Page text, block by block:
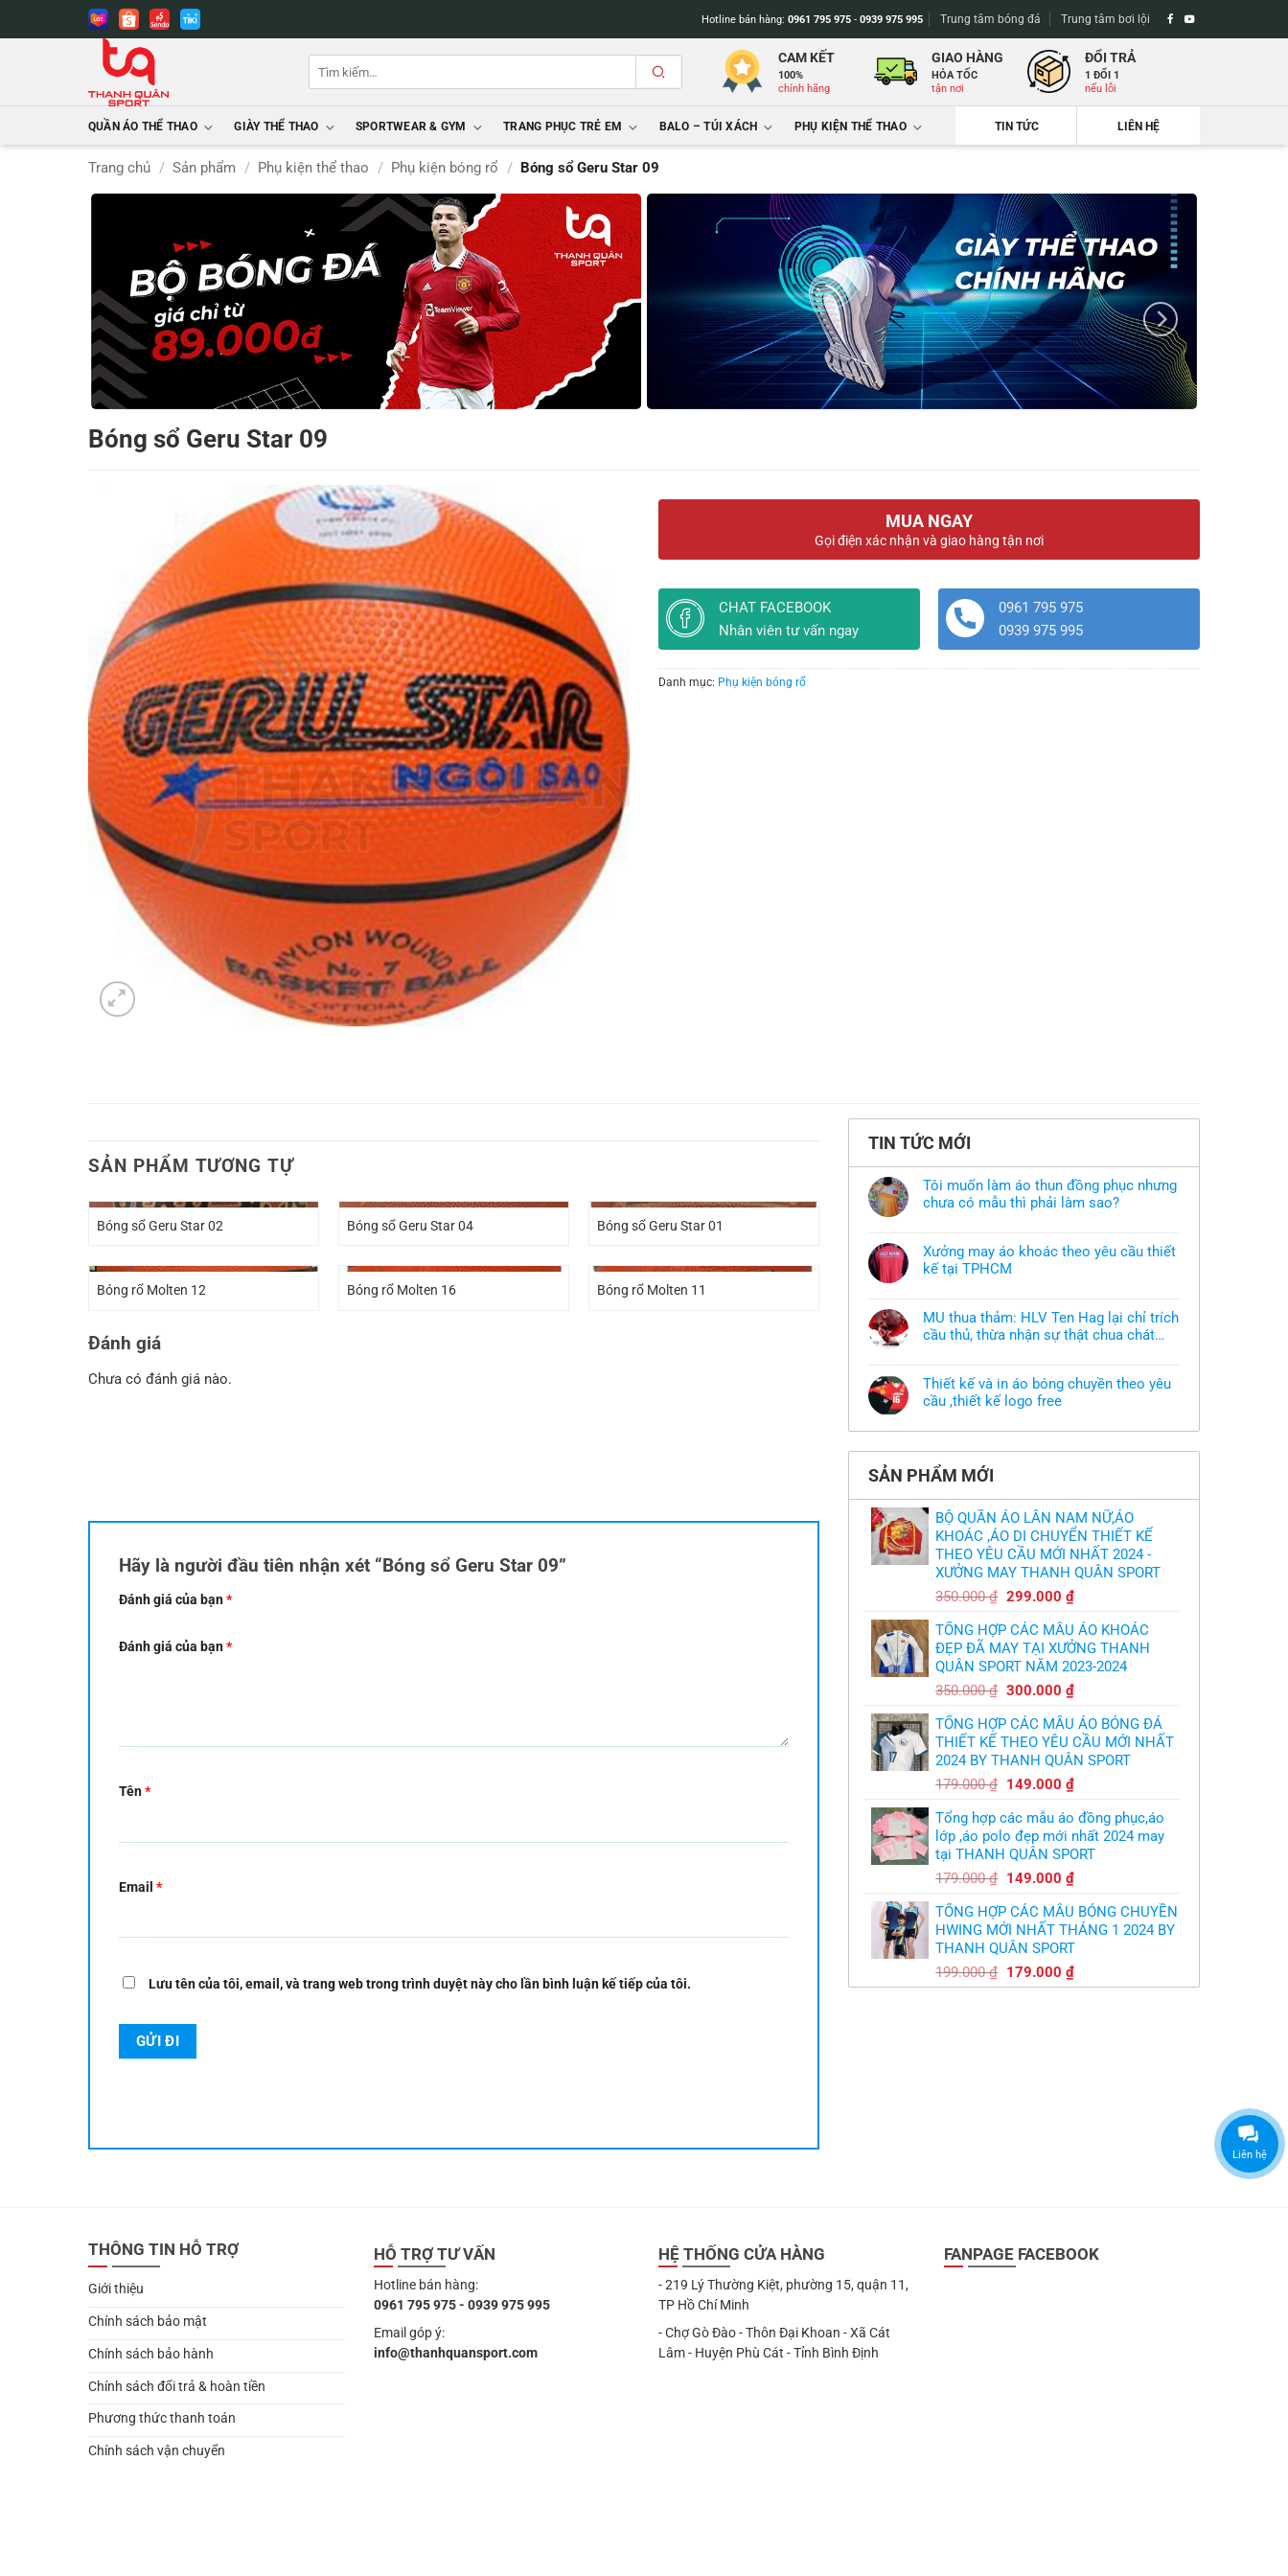
Hotline bán hàng: 0961 795 975- 0939 975 995 Trung tâm bóng đá Trung tâm bơi lội
Tìm
CAM KẾT
100%
chính hãng
GIAO HÀNG
HỎA TỐC
tận nơi
ĐỔI TRẢ
1 ĐỔI 1
nếu lỗi
QUẦN ÁO THỂ THAO GIÀY THỂ THAO SPORTWEAR & GYM TRANG PHỤC TRẺ EM BALO – TÚI XÁCH PHỤ KIỆN THỂ THAO TIN TỨC LIÊN HỆ
Trang chủ / Sản phẩm / Phụ kiện thể thao / Phụ kiện bóng rổ / Bóng sổ Geru Star 09
Bóng sổ Geru Star 09
MUA NGAY
Gọi điện xác nhận và giao hàng tận nơi
CHAT FACEBOOK
Nhân viên tư vấn ngay
0961 795 975
0939 975 995
Danh mục: Phụ kiện bóng rổ
SẢN PHẨM TƯƠNG TỰ
Bóng sổ Geru Star 02 Bóng sổ Geru Star 04 Bóng sổ Geru Star 01
Bóng rổ Molten 12 Bóng rổ Molten 16 Bóng rổ Molten 11
Đánh giá
Chưa có đánh giá nào.
Hãy là người đầu tiên nhận xét “Bóng sổ Geru Star 09”
Đánh giá của bạn*
Đánh giá của bạn*
Tên*
Email *
Lưu tên của tôi, email, và trang web trong trình duyệt này cho lần bình luận kế tiếp của tôi.
TIN TỨC MỚI
Tôi muốn làm áo thun đồng phục nhưng
chưa có mẫu thì phải làm sao?
bình
luận
ở
áo
thun
đồng
có
mẫu
thì
Xưởng may áo khoác theo yêu cầu thiết
kế tại TPHCM
bình
luận
ở
khoác
theo
yêu
MU thua thảm: HLV Ten Hag lại chỉ trích
cầu thủ, thừa nhận sự thật chua chát
bình
luận
ở
thảm:
Hag
lại
trích
cầu
thủ,
thừa
nhận
thật
chát
bầy
quỷ
nhỏ
Thiết kế và in áo bóng chuyền theo yêu
cầu ,thiết kế logo free
có
luận
Thiết
và
in
áo
bóng
chuyền
theo
yêu
cầu
,thiết
free
SẢN PHẨM MỚI
BỘ QUẦN ÁO LÂN NAM NỮ,ÁO
KHOÁC ,ÁO DI CHUYỂN THIẾT KẾ
THEO YÊU CẦU MỚI NHẤT 2024 -
XƯỞNG MAY THANH QUÂN SPORT
350.000₫ Giá
là:
350.000 ₫.
299.000 ₫Giá
tại
là:
299.000 ₫.
TỔNG HỢP CÁC MẪU ÁO KHOÁC
ĐẸP ĐÃ MAY TẠI XƯỞNG THANH
QUÂN SPORT NĂM 2023-2024
350.000₫ Giá
là:
350.000 ₫.
300.000 ₫Giá
tại
là:
300.000 ₫.
TỔNG HỢP CÁC MẪU ÁO BÓNG ĐÁ
THIẾT KẾ THEO YÊU CẦU MỚI NHẤT
2024 BY THANH QUÂN SPORT
179.000₫ Giá
là:
179.000 ₫.
149.000 ₫Giá
tại
là:
149.000 ₫.
Tổng hợp các mẫu áo đồng phục,áo
lớp ,áo polo đẹp mới nhất 2024 may
tại THANH QUÂN SPORT
179.000₫ Giá
là:
179.000 ₫.
149.000 ₫Giá
tại
là:
TỔNG HỢP CÁC MẪU BÓNG CHUYỀN
HWING MỚI NHẤT THÁNG 1 2024 BY
THANH QUÂN SPORT
199.000₫ Giá
gốc
179.000 ₫Giá
hiện
THÔNG TIN HỖ TRỢ
Giới thiệu
Chính sách bảo mật
Chính sách bảo hành
Chính sách đổi trả & hoàn tiền
Phương thức thanh toán
Chính sách vận chuyển
HỖ TRỢ TƯ VẤN
Hotline bán hàng:
0961 795 975 - 0939 975 995
Email góp ý:
info@thanhquansport.com
HỆ THỐNG CỬA HÀNG
- 219 Lý Thường Kiệt, phường 15, quận 11,
TP Hồ Chí Minh
- Chợ Gò Đào - Thôn Đại Khoan - Xã Cát
Lâm - Huyện Phù Cát - Tỉnh Bình Định
FANPAGE FACEBOOK
Liên hệ